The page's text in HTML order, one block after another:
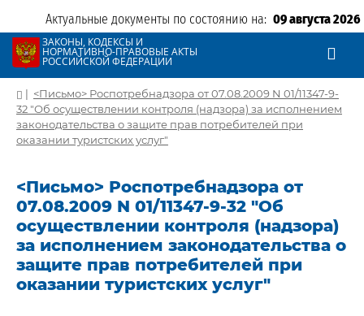
Актуальные документы по состоянию на: 09 августа 2026
ЗАКОНЫ, КОДЕКСЫ И
НОРМАТИВНО-ПРАВОВЫЕ АКТЫ
РОССИЙСКОЙ ФЕДЕРАЦИИ
| <Письмо> Роспотребнадзора от 07.08.2009 N 01/11347-9-
32 "Об осуществлении контроля (надзора) за исполнением
законодательства о защите прав потребителей при
оказании туристских услуг"
<Письмо> Роспотребнадзора от
07.08.2009 N 01/11347-9-32 "Об
осуществлении контроля (надзора)
за исполнением законодательства о
защите прав потребителей при
оказании туристских услуг"